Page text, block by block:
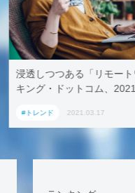
浸透しつつある「リモー
キング・ドットコム、
#トレンド 2021.03.17